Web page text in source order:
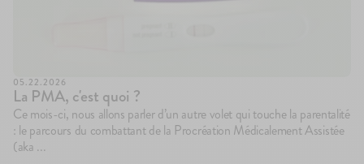
05.22.2026
La PMA, c'est quoi ?
Ce mois-ci, nous allons parler d’un autre volet qui touche la parentalité
: le parcours du combattant de la Procréation Médicalement Assistée
(aka ...